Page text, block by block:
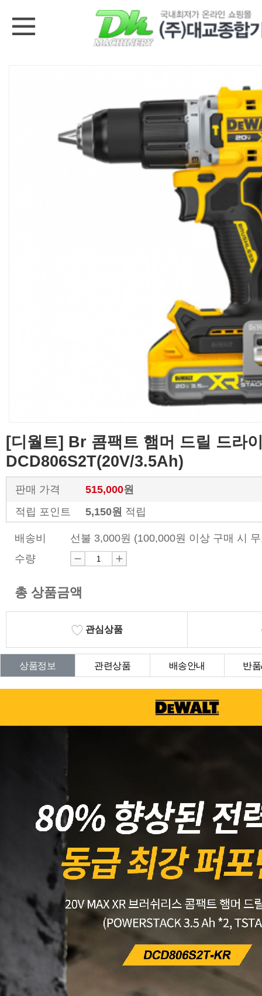
[디월트] Br 콤팩트 햄머 드릴 드라
DCD806S2T(20V/3.5Ah)
판매 가격 515,000원
적립 포인트
5,150원 적립
배송비
선불 3,000원 (100,000원 이상 구매 시
수량
총 상품금액
관심상품
상품정보 관련상품 배송안내 반
상품Q&A